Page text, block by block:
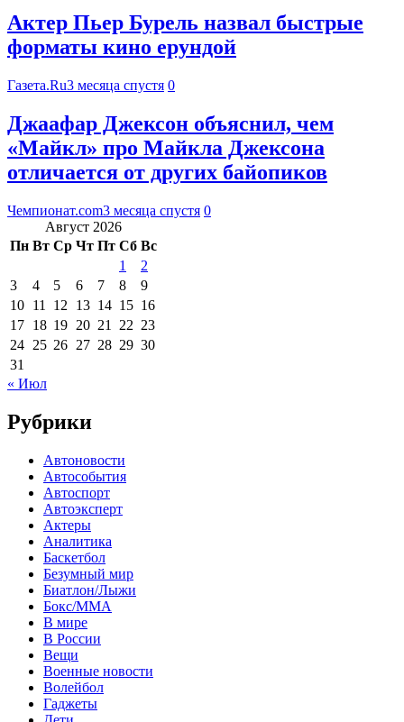
Актер Пьер Бурель назвал быстрые
форматы кино ерундой
Газета.Ru3 месяца спустя 0
Джаафар Джексон объяснил, чем
«Майкл» про Майкла Джексона
отличается от других байопиков
Чемпионат.com3 месяца спустя 0
Август 2026
Пн Вт Ср Чт Пт Сб Вс
1
2
3
4 5 6 7 8
9
10 11 12 13 14 15 16
17 18 19 20 21 22 23
24 25 26 27 28 29 30
31
« Июл
Рубрики
Автоновости
Автособытия
Автоспорт
Автоэксперт
Актеры
Аналитика
Баскетбол
Безумный мир
Биатлон/Лыжи
Бокс/MMA
В мире
В России
Вещи
Военные новости
Волейбол
Гаджеты